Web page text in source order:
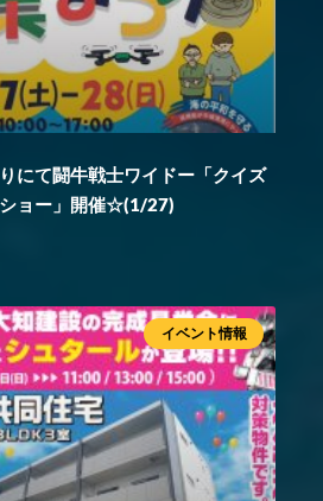
にて闘牛戦士ワイドー「クイズ
ョー」開催☆(1/27)
イベント情報